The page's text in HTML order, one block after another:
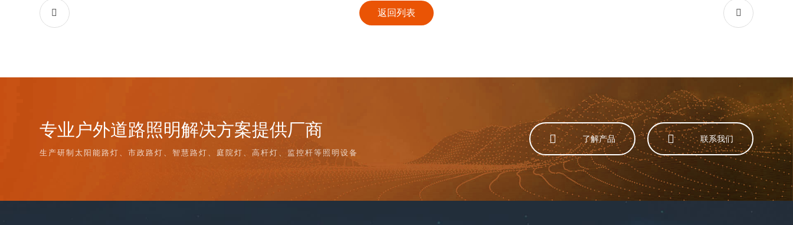
 返回列表 
专业户外道路照明解决方案提供厂商
生产研制太阳能路灯、市政路灯、智慧路灯、庭院灯、高杆灯、监控杆等照明设备
 了解产品  联系我们